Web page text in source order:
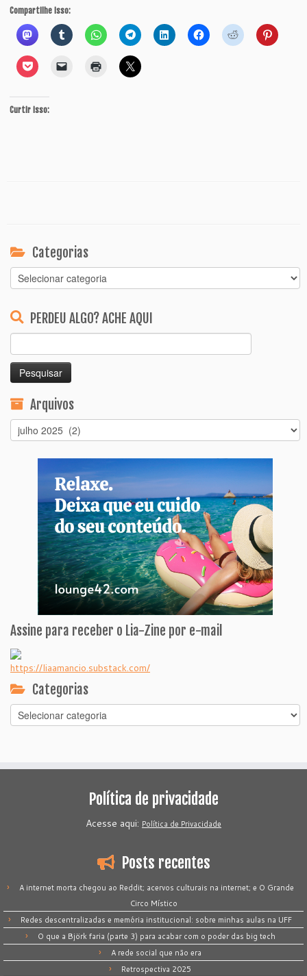
Compartilhe isso:
Curtir isso:
Categorias
Categorias
PERDEU ALGO? ACHE AQUI
por:
Arquivos
Arquivos
Assine para receber o Lia-Zine por e-mail
https://liaamancio.substack.com/
Categorias
Categorias
Política de privacidade
Acesse aqui: Política de Privacidade
Posts recentes
A internet morta chegou ao Reddit; acervos culturais na internet; e O Grande
Circo Místico
Redes descentralizadas e memória institucional: sobre minhas aulas na UFF
O que a Björk faria (parte 3) para acabar com o poder das big tech
A rede social que não era
Retrospectiva 2025